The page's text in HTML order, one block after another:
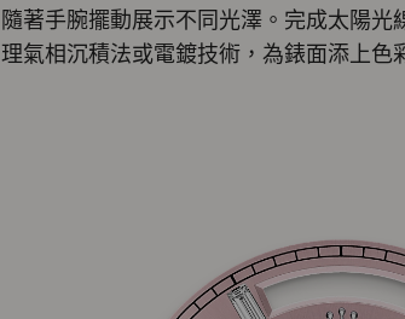
隨著手腕擺動展示不同光澤。完成太陽光
理氣相沉積法或電鍍技術，為錶面添上色